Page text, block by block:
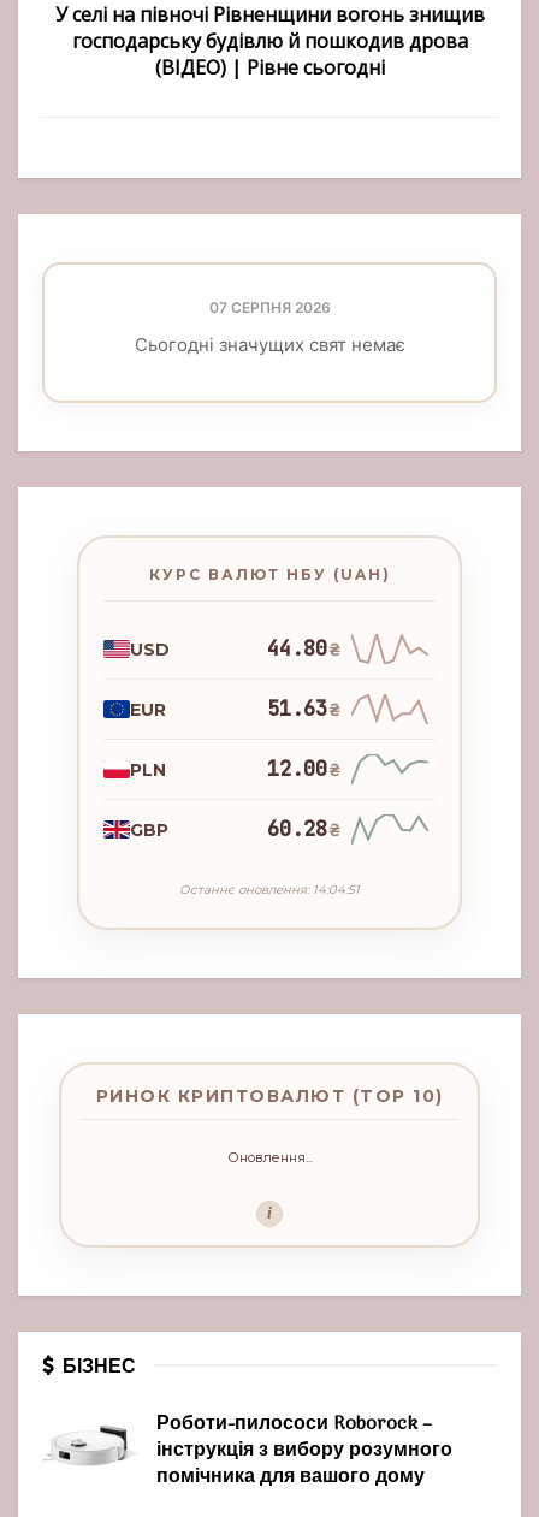
У селі на півночі Рівненщини вогонь знищив
господарську будівлю й пошкодив дрова
(ВІДЕО) | Рівне сьогодні
07 СЕРПНЯ 2026
Сьогодні значущих свят немає
КУРС ВАЛЮТ НБУ (UAH)
USD 44.80₴
EUR 51.63₴
PLN 12.00₴
GBP 60.28₴
Останнє оновлення: 14:04:51
РИНОК КРИПТОВАЛЮТ (TOP 10)
Оновлення...
i
БІЗНЕС
Роботи-пилососи Roborock –
інструкція з вибору розумного
помічника для вашого дому